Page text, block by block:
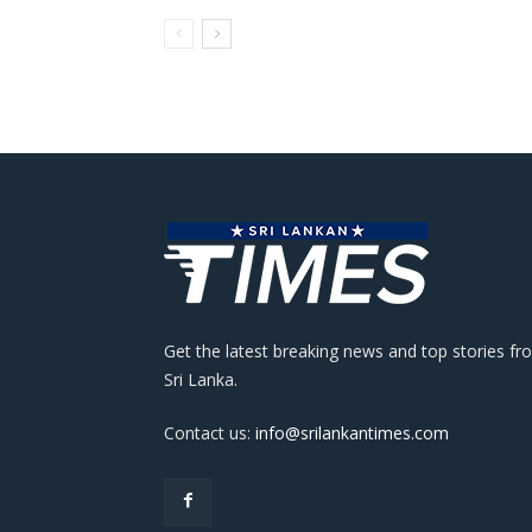
Get the latest breaking news and top stories
Sri Lanka.
Contact us: info@srilankantimes.com